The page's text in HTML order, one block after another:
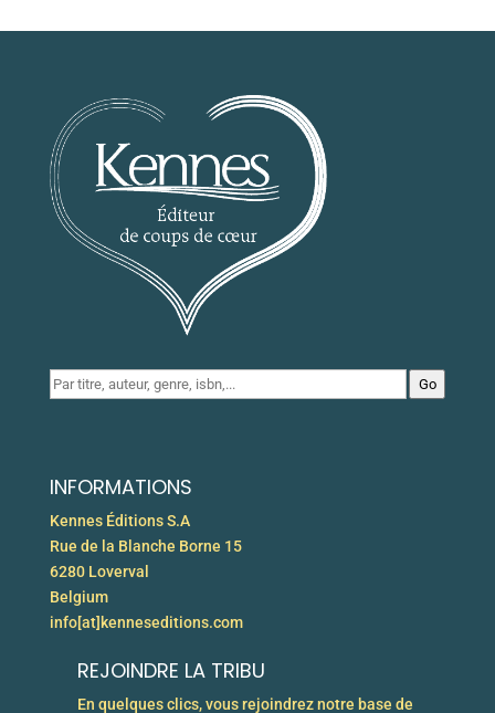
Go
INFORMATIONS
Kennes Éditions S.A
Rue de la Blanche Borne 15
6280 Loverval
Belgium
info[at]kenneseditions.com
REJOINDRE LA TRIBU
En quelques clics, vous rejoindrez notre base de